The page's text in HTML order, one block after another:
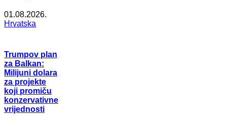
01.08.2026.
Hrvatska
Trumpov plan
za Balkan:
Milijuni dolara
za projekte
koji promiču
konzervativne
vrijednosti